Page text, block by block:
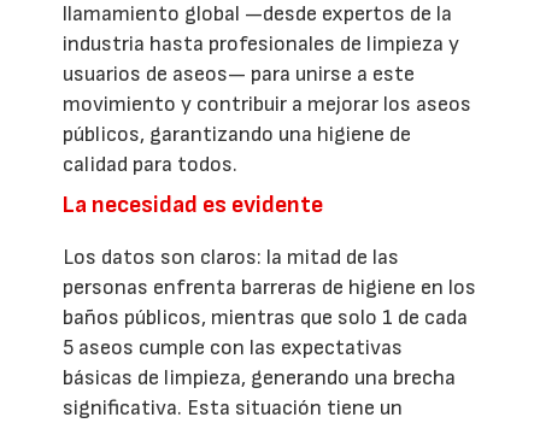
llamamiento global —desde expertos de la
industria hasta profesionales de limpieza y
usuarios de aseos— para unirse a este
movimiento y contribuir a mejorar los aseos
públicos, garantizando una higiene de
calidad para todos.
La necesidad es evidente
Los datos son claros: la mitad de las
personas enfrenta barreras de higiene en los
baños públicos, mientras que solo 1 de cada
5 aseos cumple con las expectativas
básicas de limpieza, generando una brecha
significativa. Esta situación tiene un